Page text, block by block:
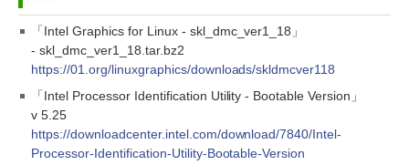
「Intel Graphics for Linux - skl_dmc_ver1_18」
- skl_dmc_ver1_18.tar.bz2
https://01.org/linuxgraphics/downloads/skldmcver118
「Intel Processor Identification Utility - Bootable Version」
v 5.25
https://downloadcenter.intel.com/download/7840/Intel-
Processor-Identification-Utility-Bootable-Version